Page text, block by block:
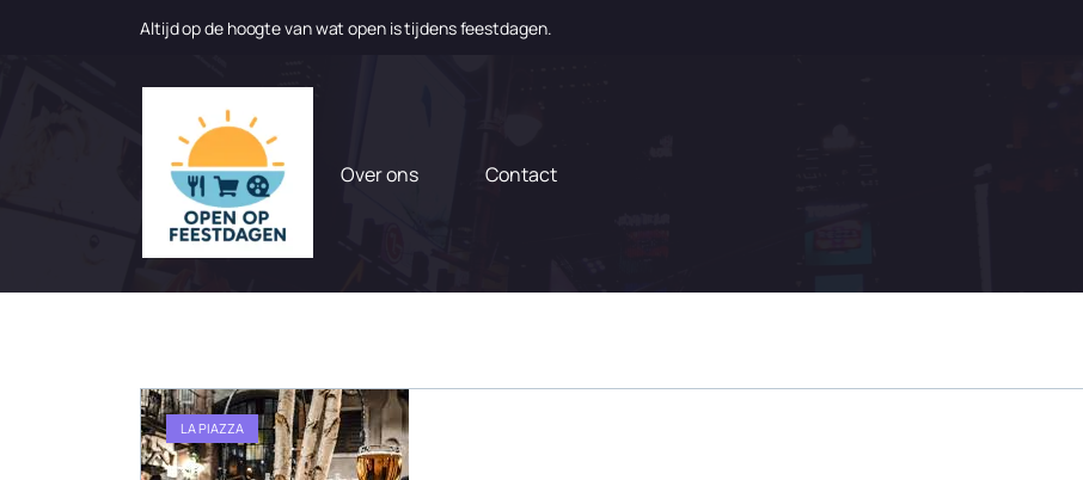
Altijd op de hoogte van wat open is tijdens feestdagen.
Over ons Contact
LA PIAZZA